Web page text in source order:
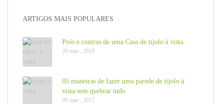
ARTIGOS MAIS POPULARES
Prós e contras de uma Casa de tijolo à vista
28 mar , 2018
05 maneiras de fazer uma parede de tijolo à
vista sem quebrar tudo
08 mar , 2017